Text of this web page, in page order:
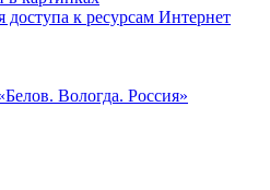
доступа к ресурсам Интернет
Вологда. Россия»